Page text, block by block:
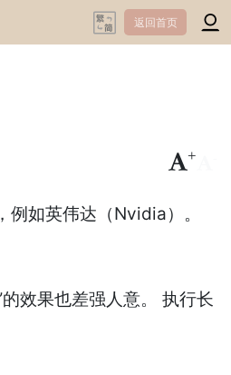
返回首页
+
如英伟达（Nvidia）。
效果也差强人意。 执行长